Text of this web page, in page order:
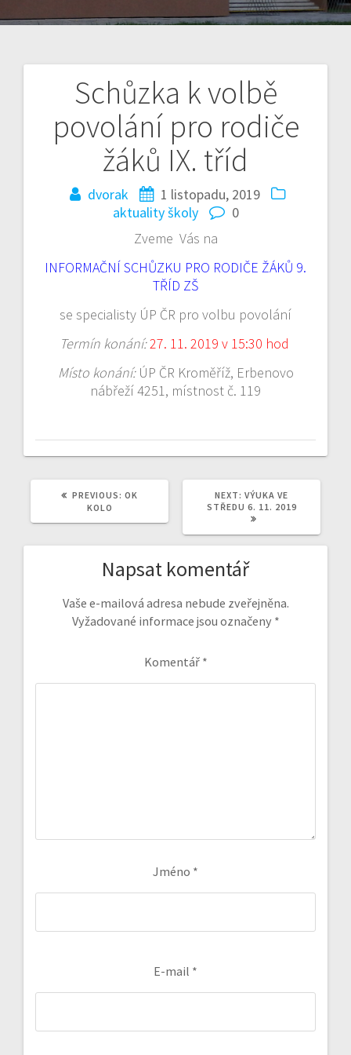
Schůzka k volbě
povolání pro rodiče
žáků IX. tříd
dvorak
1 listopadu, 2019
aktuality školy
0
Zveme Vás na
INFORMAČNÍ SCHŮZKU PRO RODIČE ŽÁKŮ 9.
TŘÍD ZŠ
se specialisty ÚP ČR pro volbu povolání
Termín konání:27. 11. 2019 v 15:30 hod
Místo konání:ÚP ČR Kroměříž, Erbenovo
nábřeží 4251, místnost č. 119
Navigace
pro
příspěvek
PREVIOUS: PREVIOUS
OK
KOLO
NEXT: NEXT
POST:
VÝUKA VE
STŘEDU 6. 11. 2019
Napsat komentář
Vaše e-mailová adresa nebude zveřejněna.
Vyžadované informace jsou označeny *
Komentář *
Jméno *
E-mail *